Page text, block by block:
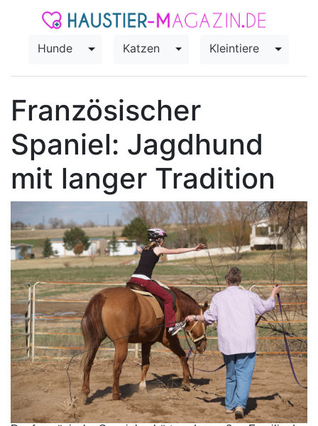
Hunde Toggle Dropdown
Katzen Toggle Dropdown
Kleintiere Toggle
Französischer
Spaniel: Jagdhund
mit langer Tradition